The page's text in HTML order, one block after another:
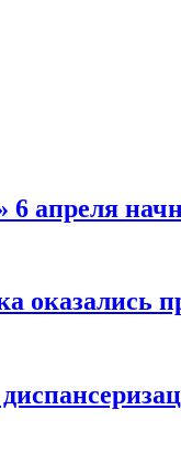
6 апреля
оказались